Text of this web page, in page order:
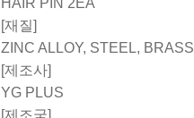
HAIR PIN 2EA
[재질]
ZINC ALLOY, STEEL, BRASS
[제조사]
YG PLUS